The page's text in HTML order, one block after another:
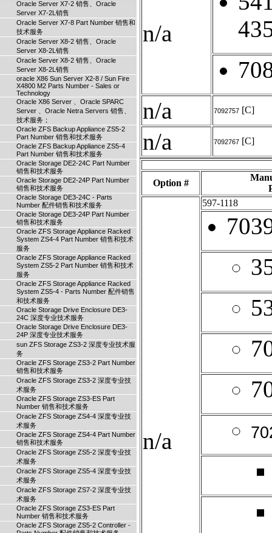
Oracle Server X7-2 销售、Oracle
Server X7-2L销售
Oracle Server X7-8 Part Number 销售和
技术服务
Oracle Server X8-2 销售、Oracle
Server X8-2L销售
Oracle Server X8-2 销售、Oracle
Server X8-2L销售
oracle X86 Sun Server X2-8 / Sun Fire
X4800 M2 Parts Number - Sales or
Technology
Oracle X86 Server 、Oracle SPARC
Server 、Oracle Netra Servers 销售、
技术服务；
Oracle ZFS Backup Appliance ZS5-2
Part Number 销售和技术服务
Oracle ZFS Backup Appliance ZS5-4
Part Number 销售和技术服务
Oracle Storage DE2-24C Part Number
销售和技术服务
Oracle Storage DE2-24P Part Number
销售和技术服务
Oracle Storage DE3-24C - Parts
Number 配件销售和技术服务
Oracle Storage DE3-24P Part Number
销售和技术服务
Oracle ZFS Storage Appliance Racked
System ZS4-4 Part Number 销售和技术
服务
Oracle ZFS Storage Appliance Racked
System ZS5-2 Part Number 销售和技术
服务
Oracle ZFS Storage Appliance Racked
System ZS5-4 - Parts Number 配件销售
和技术服务
Oracle Storage Drive Enclosure DE3-
24C 深度专业技术服务
Oracle Storage Drive Enclosure DE3-
24P 深度专业技术服务
sun ZFS Storage ZS3-2 深度专业技术服
务
Oracle ZFS Storage ZS3-2 Part Number
销售和技术服务
Oracle ZFS Storage ZS3-2 深度专业技
术服务
Oracle ZFS Storage ZS3-ES Part
Number 销售和技术服务
Oracle ZFS Storage ZS4-4 深度专业技
术服务
Oracle ZFS Storage ZS4-4 Part Number
销售和技术服务
Oracle ZFS Storage ZS5-2 深度专业技
术服务
Oracle ZFS Storage ZS5-4 深度专业技
术服务
Oracle ZFS Storage ZS7-2 深度专业技
术服务
Oracle ZFS Storage ZS3-ES Part
Number 销售和技术服务
Oracle ZFS Storage ZS5-2 Controller -
n/a
n/a
7092757 [C]
n/a 7092767 [C]
Option #
n/a
597-1118